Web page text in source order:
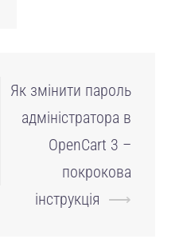
Як змінити пароль
адміністратора в
OpenCart 3 –
покрокова
інструкція ⟶